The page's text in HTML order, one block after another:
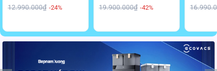
12.990.000₫ -24% 19.900.000₫ -42%